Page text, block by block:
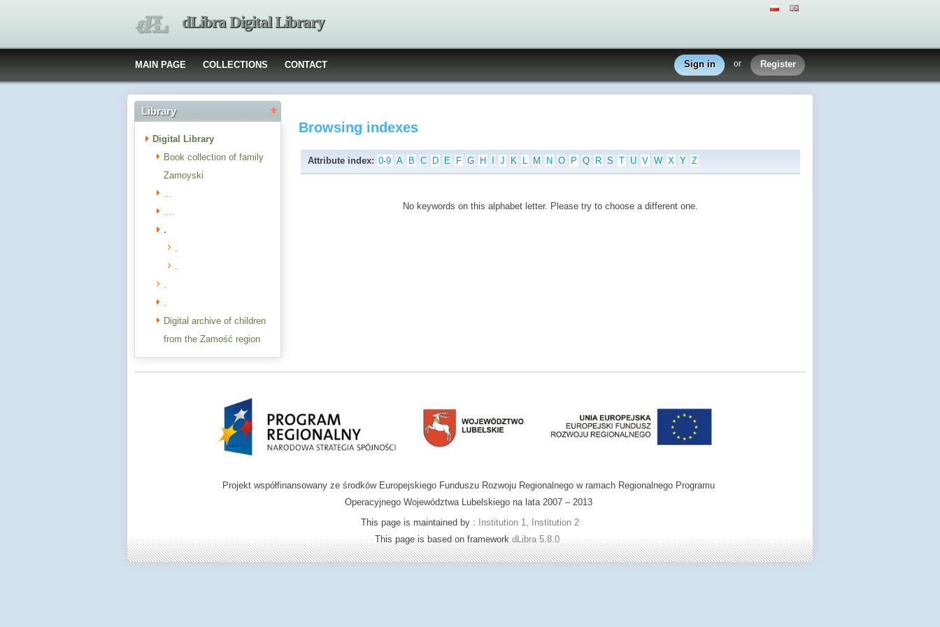
dLibra Digital Library
MAIN PAGE COLLECTIONS CONTACT Sign in or Register
Library
Digital Library
Book collection of family
Zamoyski
...
....
.
.
.
.
.
Digital archive of children
from the Zamość region
Browsing indexes
Attribute index: 0-9 A B C D E F G H J K L M N O P Q R S T U V W X Y Z
No keywords on this alphabet letter. Please try to choose a different one.
Projekt współfinansowany ze środków Europejskiego Funduszu Rozwoju Regionalnego w ramach Regionalnego Programu
Operacyjnego Województwa Lubelskiego na lata 2007 – 2013
This page is maintained by : Institution 1, Institution 2
This page is based on framework dLibra 5.8.0